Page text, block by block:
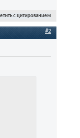
с цитированием
#2